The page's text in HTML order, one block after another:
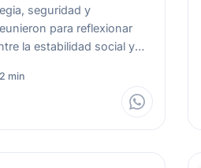
seguridad y
para reflexionar
la estabilidad social y
2 min